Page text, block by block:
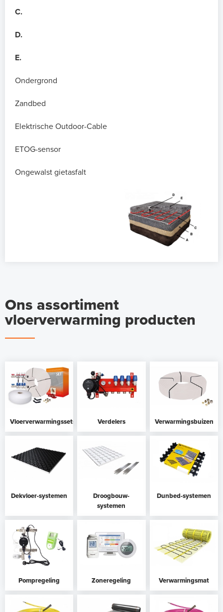
C.
D.
E.
Ondergrond
Zandbed
Elektrische Outdoor-Cable
ETOG-sensor
Ongewalst gietasfalt
Ons assortiment
vloerverwarming producten
Vloerverwarmingssets Verdelers Verwarmingsbuizen
Dekvloer-systemen
Droogbouw-
systemen
Dunbed-systemen
Pompregeling Zoneregeling Verwarmingsmat